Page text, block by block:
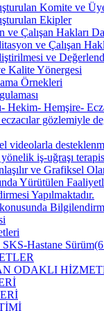
Komite ve
Ekipler
ve Çalışan Hakları
ve Çalışan
ve
Kalite Yönergesi
Örnekleri
Hekim- Hemşire-
gözlemiyle
videolarla
iş-uğraşı
ve Grafiksel
Yürütülen
Yapılmaktadır.
SKS-Hastane
ODAKLI